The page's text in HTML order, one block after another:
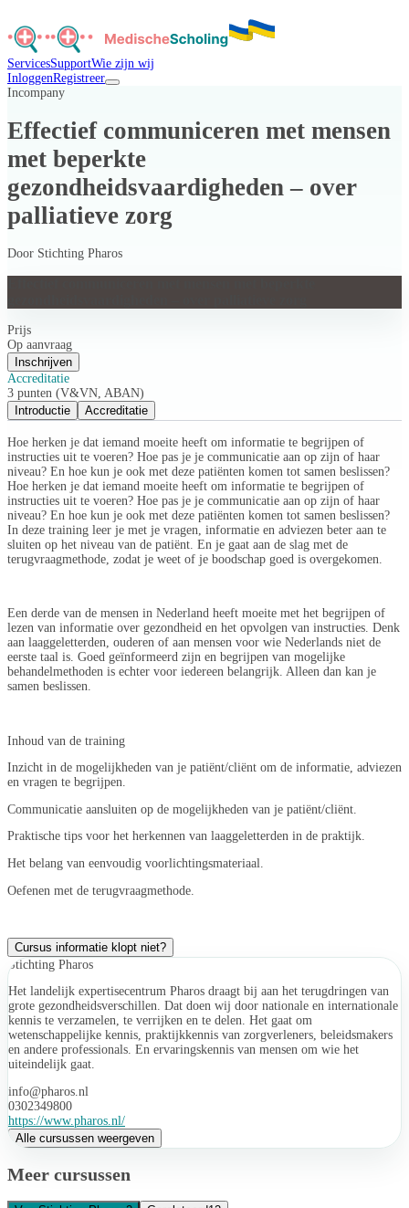
ServicesSupportWie zijn wij
InloggenRegistreer
Incompany
Effectief communiceren met mensen
met beperkte
gezondheidsvaardigheden – over
palliatieve zorg
Door Stichting Pharos
Prijs
Op aanvraag
Inschrijven
Accreditatie
3 punten (V&VN, ABAN)
Introductie
Accreditatie
Hoe herken je dat iemand moeite heeft om informatie te begrijpen of
instructies uit te voeren? Hoe pas je je communicatie aan op zijn of haar
niveau? En hoe kun je ook met deze patiënten komen tot samen beslissen?
Hoe herken je dat iemand moeite heeft om informatie te begrijpen of
instructies uit te voeren? Hoe pas je je communicatie aan op zijn of haar
niveau? En hoe kun je ook met deze patiënten komen tot samen beslissen?
In deze training leer je met je vragen, informatie en adviezen beter aan te
sluiten op het niveau van de patiënt. En je gaat aan de slag met de
terugvraagmethode, zodat je weet of je boodschap goed is overgekomen.
Een derde van de mensen in Nederland heeft moeite met het begrijpen of
lezen van informatie over gezondheid en het opvolgen van instructies. Denk
aan laaggeletterden, ouderen of aan mensen voor wie Nederlands niet de
eerste taal is. Goed geïnformeerd zijn en begrijpen van mogelijke
behandelmethoden is echter voor iedereen belangrijk. Alleen dan kan je
samen beslissen.
Inhoud van de training
Inzicht in de mogelijkheden van je patiënt/cliënt om de informatie, adviezen
en vragen te begrijpen.
Communicatie aansluiten op de mogelijkheden van je patiënt/cliënt.
Praktische tips voor het herkennen van laaggeletterden in de praktijk.
Het belang van eenvoudig voorlichtingsmateriaal.
Oefenen met de terugvraagmethode.
Cursus informatie klopt niet?
Stichting Pharos
Het landelijk expertisecentrum Pharos draagt bij aan het terugdringen van
grote gezondheidsverschillen. Dat doen wij door nationale en internationale
kennis te verzamelen, te verrijken en te delen. Het gaat om
wetenschappelijke kennis, praktijkkennis van zorgverleners, beleidsmakers
en andere professionals. En ervaringskennis van mensen om wie het
uiteindelijk gaat.
info@pharos.nl
0302349800
https://www.pharos.nl/
Alle cursussen weergeven
Meer cursussen